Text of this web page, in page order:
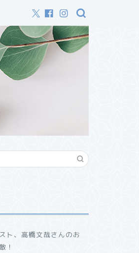
ト、高橋文哉さんのお
！